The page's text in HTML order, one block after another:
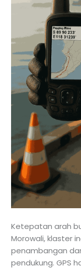
Ketepatan arah
Morowali, klaster
penambangan
pendukung. GPS